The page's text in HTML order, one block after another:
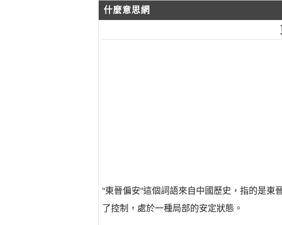
什麼意思網
"東晉偏安"這個詞語來自中國歷史，指的是東
了控制，處於一種局部的安定狀態。